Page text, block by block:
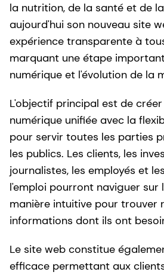
la nutrition, de la santé et de
aujourd'hui son nouveau site
expérience transparente à
marquant une étape
numérique et l'évolution de la
L'objectif principal est de
numérique unifiée avec la
pour servir toutes les parties
les publics. Les clients, les
journalistes, les employés et
l'emploi pourront naviguer sur
manière intuitive pour trouver
informations dont ils ont
Le site web constitue
efficace permettant aux